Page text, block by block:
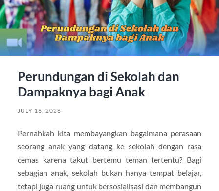
Perundungan di Sekolah dan
Dampaknya bagi Anak
JULY 16, 2026
Pernahkah kita membayangkan bagaimana perasaan
seorang anak yang datang ke sekolah dengan rasa
cemas karena takut bertemu teman tertentu? Bagi
sebagian anak, sekolah bukan hanya tempat belajar,
tetapi juga ruang untuk bersosialisasi dan membangun